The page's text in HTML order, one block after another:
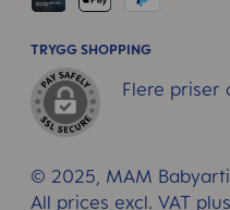
© 2025, MAM
All prices excl. VAT plus
TRYGG SHOPPING
Flere priser